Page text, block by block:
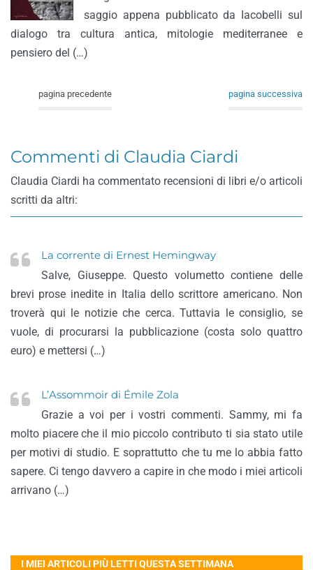
saggio appena pubblicato da Iacobelli sul
dialogo tra cultura antica, mitologie mediterranee e
pensiero del (…)
pagina precedente pagina successiva
Commenti di Claudia Ciardi
Claudia Ciardi ha commentato recensioni di libri e/o articoli
scritti da altri:
La corrente di Ernest Hemingway
Salve, Giuseppe. Questo volumetto contiene delle
brevi prose inedite in Italia dello scrittore americano. Non
troverà qui le notizie che cerca. Tuttavia le consiglio, se
vuole, di procurarsi la pubblicazione (costa solo quattro
euro) e mettersi (…)
L’Assommoir di Émile Zola
Grazie a voi per i vostri commenti. Sammy, mi fa
molto piacere che il mio piccolo contributo ti sia stato utile
per motivi di studio. E soprattutto che tu me lo abbia fatto
sapere. Ci tengo davvero a capire in che modo i miei articoli
arrivano (…)
I MIEI ARTICOLI PIÙ LETTI QUESTA SETTIMANA